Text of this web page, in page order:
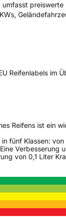
Hannover
preiswerte
Reifenlabels im
Reifens ist ein
fünf Klassen:
Verbesserung
von 0,1 Liter